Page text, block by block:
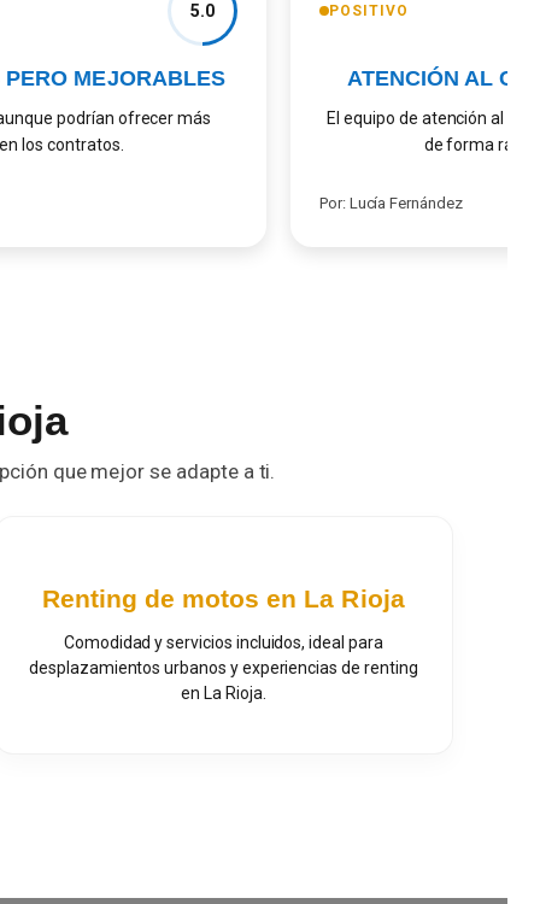
5.0
MEJORABLES
podrían ofrecer más
los contratos.
POSITIVO
ATENCIÓN AL
El equipo de atención al
de forma rápida
Por: Lucía Fernández
que mejor se adapte a ti.
Renting de motos en La Rioja
Comodidad y servicios incluidos, ideal para
desplazamientos urbanos y experiencias de renting
en La Rioja.